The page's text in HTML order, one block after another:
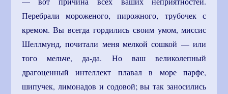
Перебрали мороженого, пирожного, трубочек с
кремом. Вы всегда гордились своим умом, миссис
Шеллмунд, почитали меня мелкой сошкой — или
того мельче, да-да. Но ваш великолепный
драгоценный интеллект плавал в море парфе,
шипучек, лимонадов и содовой; вы так заносились